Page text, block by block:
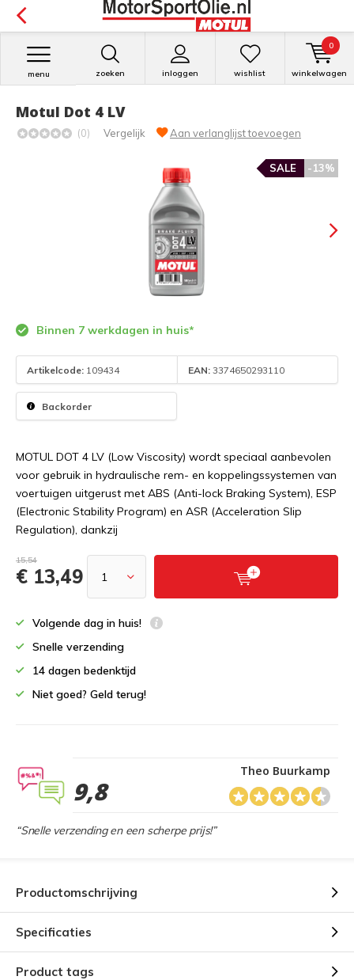
zoeken inloggen
menu wishlist winkelwagen
0
Motul Dot 4 LV
(0) Vergelijk Aan verlanglijst toevoegen
-13%
SALE
Binnen 7 werkdagen in huis*
Artikelcode: 109434 EAN: 3374650293110
Backorder
MOTUL DOT 4 LV (Low Viscosity) wordt speciaal aanbevolen
voor gebruik in hydraulische rem- en koppelingssystemen van
voertuigen uitgerust met ABS (Anti-lock Braking System), ESP
(Electronic Stability Program) en ASR (Acceleration Slip
Regulation), dankzij
15,54
€ 13,49
Volgende dag in huis!
Snelle verzending
14 dagen bedenktijd
Niet goed? Geld terug!
9,8
Theo Buurkamp
“Snelle verzending en een scherpe prijs!”
Productomschrijving
Specificaties
Product tags